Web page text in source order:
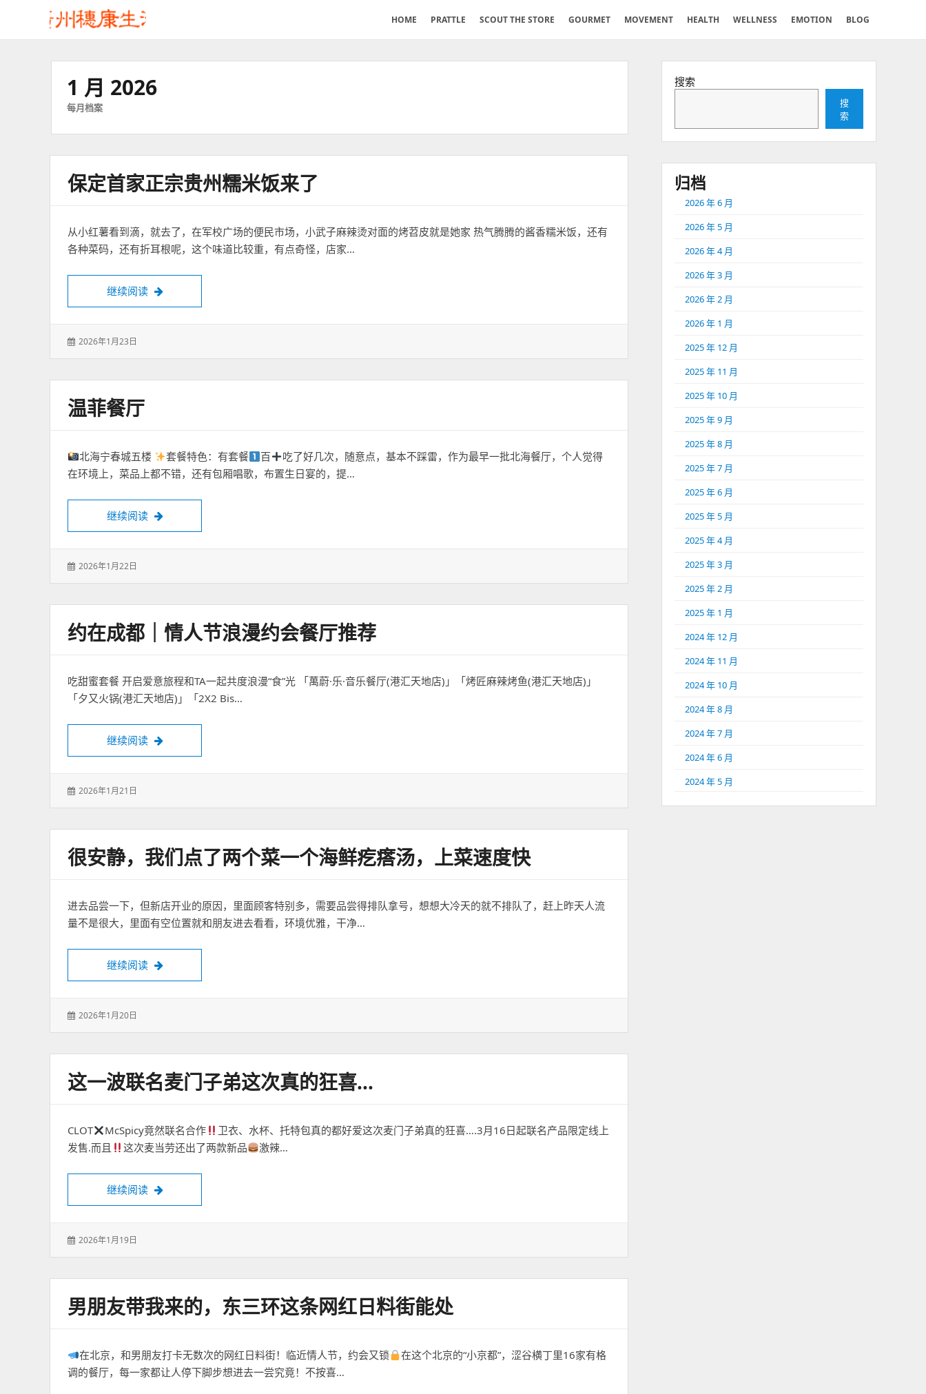
HOME PRATTLE SCOUT THE STORE GOURMET MOVEMENT HEALTH WELLNESS EMOTION BLOG
1 月 2026
每月档案
保定首家正宗贵州糯米饭来了
从小红薯看到滴，就去了，在军校广场的便民市场，小武子麻辣烫对面的烤苕皮就是她家 热气腾腾的酱香糯米饭，还有
各种菜码，还有折耳根呢，这个味道比较重，有点奇怪，店家…
继续阅读 保定首家正宗贵州糯米饭来了
发
2026年1月23日
温菲餐厅
北海宁春城五楼 套餐特色：有套餐 百
吃了好几次，随意点，基本不踩雷，作为最早一批北海餐厅，个人觉得
在环境上，菜品上都不错，还有包厢唱歌，布置生日宴的，提…
继续阅读 温菲餐厅
发
2026年1月22日
约在成都｜情人节浪漫约会餐厅推荐
吃甜蜜套餐 开启爱意旅程和TA一起共度浪漫“食”光 「萬蔚·乐·音乐餐厅(港汇天地店)」「烤匠麻辣烤鱼(港汇天地店)」
「夕又火锅(港汇天地店)」「2X2 Bis…
继续阅读 约在成都｜情人节浪漫约会餐厅推荐
发
2026年1月21日
很安静，我们点了两个菜一个海鲜疙瘩汤，上菜速度快
进去品尝一下，但新店开业的原因，里面顾客特别多，需要品尝得排队拿号，想想大冷天的就不排队了，赶上昨天人流
量不是很大，里面有空位置就和朋友进去看看，环境优雅，干净…
继续阅读 很安静，我们点了两个菜一个海鲜疙瘩汤，上菜速度快
发
2026年1月20日
这一波联名麦门子弟这次真的狂喜…
CLOT McSpicy竟然联名合作
卫衣、水杯、托特包真的都好爱这次麦门子弟真的狂喜….3月16日起联名产品限定线上
发售.而且
这次麦当劳还出了两款新品 激辣…
继续阅读 这一波联名麦门子弟这次真的狂喜…
发
2026年1月19日
男朋友带我来的，东三环这条网红日料街能处
在北京，和男朋友打卡无数次的网红日料街！临近情人节，约会又锁
在这个北京的“小京都”，涩谷横丁里16家有格
调的餐厅，每一家都让人停下脚步想进去一尝究竟！不按喜…
搜索
搜
索
归档
2026 年 6 月
2026 年 5 月
2026 年 4 月
2026 年 3 月
2026 年 2 月
2026 年 1 月
2025 年 12 月
2025 年 11 月
2025 年 10 月
2025 年 9 月
2025 年 8 月
2025 年 7 月
2025 年 6 月
2025 年 5 月
2025 年 4 月
2025 年 3 月
2025 年 2 月
2025 年 1 月
2024 年 12 月
2024 年 11 月
2024 年 10 月
2024 年 8 月
2024 年 7 月
2024 年 6 月
2024 年 5 月